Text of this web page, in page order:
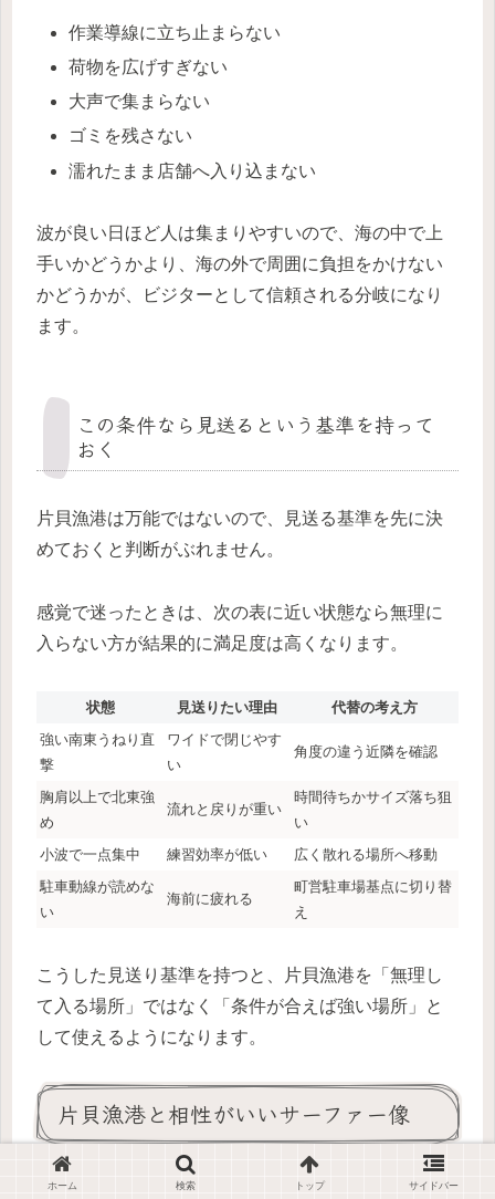
作業導線に立ち止まらない
荷物を広げすぎない
大声で集まらない
ゴミを残さない
濡れたまま店舗へ入り込まない
波が良い日ほど人は集まりやすいので、海の中で上
手いかどうかより、海の外で周囲に負担をかけない
かどうかが、ビジターとして信頼される分岐になり
ます。
この条件なら見送るという基準を持って
おく
片貝漁港は万能ではないので、見送る基準を先に決
めておくと判断がぶれません。
感覚で迷ったときは、次の表に近い状態なら無理に
入らない方が結果的に満足度は高くなります。
状態 見送りたい理由
代替の考え方
強い南東うねり直
撃
ワイドで閉じやす
い
角度の違う近隣を確認
胸肩以上で北東強
め
流れと戻りが重い
時間待ちかサイズ落ち狙
い
小波で一点集中
練習効率が低い
広く散れる場所へ移動
駐車動線が読めな
い
海前に疲れる
町営駐車場基点に切り替
え
こうした見送り基準を持つと、片貝漁港を「無理し
て入る場所」ではなく「条件が合えば強い場所」と
して使えるようになります。
片貝漁港と相性がいいサーファー像
片貝漁港は知名度のわりに、誰にでも同じように合
ホーム 検索 トップ サイドバー